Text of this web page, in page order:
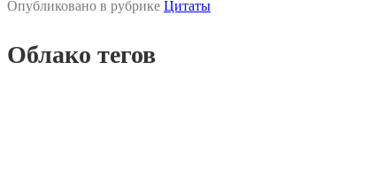
Опубликовано в рубрике Цитаты
Облако тегов